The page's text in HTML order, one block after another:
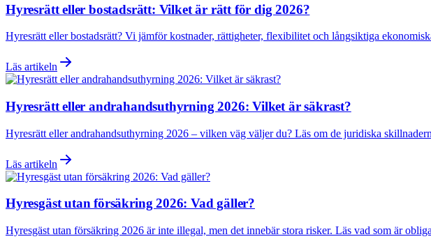
Hyresrätt eller bostadsrätt: Vilket är rätt för dig 2026?
Hyresrätt eller bostadsrätt? Vi jämför kostnader, rättigheter, flexibilitet och långsiktiga
Läs artikeln
Hyresrätt eller andrahandsuthyrning 2026: Vilket är säkrast?
Hyresrätt eller andrahandsuthyrning 2026 – vilken väg väljer du? Läs om de juridiska
Läs artikeln
Hyresgäst utan försäkring 2026: Vad gäller?
Hyresgäst utan försäkring 2026 är inte illegal, men det innebär stora risker. Läs vad som är